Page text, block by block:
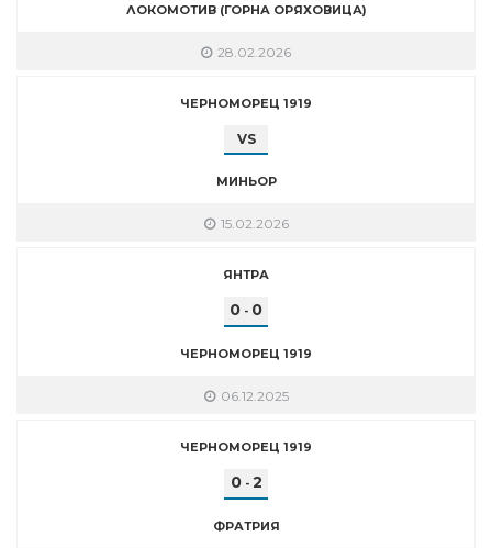
ЛОКОМОТИВ (ГОРНА ОРЯХОВИЦА)
28.02.2026
ЧЕРНОМОРЕЦ 1919
VS
МИНЬОР
15.02.2026
ЯНТРА
0 - 0
ЧЕРНОМОРЕЦ 1919
06.12.2025
ЧЕРНОМОРЕЦ 1919
0- 2
ФРАТРИЯ